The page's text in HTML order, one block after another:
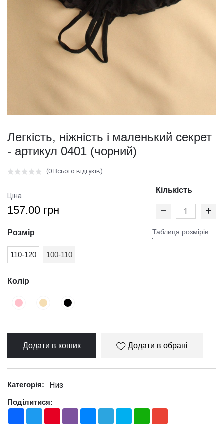
Легкість, ніжність і маленький секрет
- артикул 0401 (чорний)
(0 Всього відгуків)
Ціна
157.00 грн
Кількість
Розмір Таблиця розмірів
110-120 100-110
Колір
Додати в кошик Додати в обрані
Категорія: Низ
Поділитися:
Facebook
TwitterPinterestViber Messenger
TelegramSkypeWhatsApp